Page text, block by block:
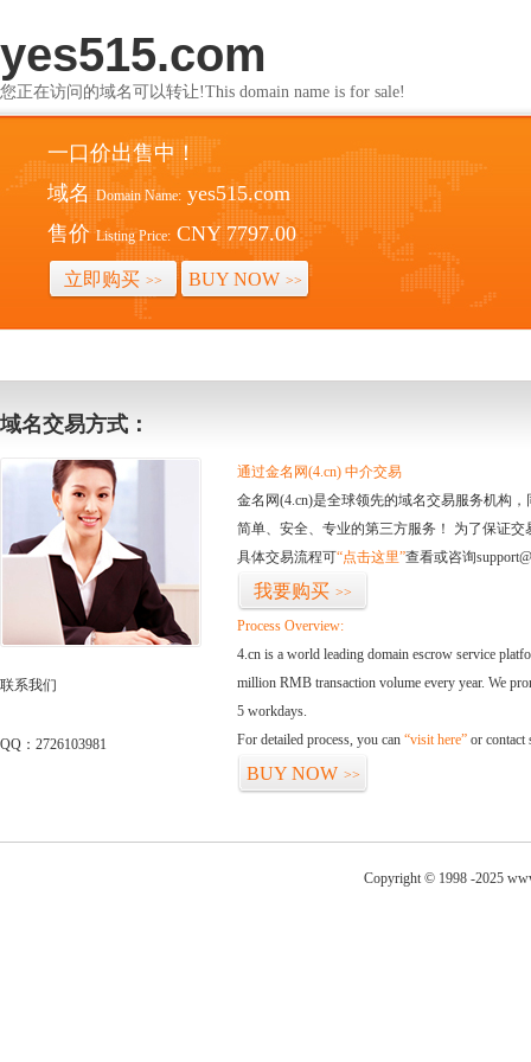
yes515.com
您正在访问的域名可以转让!This domain name is for sale!
一口价出售中！
域名 Domain Name: yes515.com
售价 Listing Price: CNY 7797.00
立即购买 >> BUY NOW >>
域名交易方式：
联系我们
QQ：2726103981
通过金名网(4.cn) 中介交易
金名网(4.cn)是全球领先的域名交易服务机构
简单、安全、专业的第三方服务！ 为了保证
具体交易流程可“点击这里”查看或咨询
我要购买 >>
Process Overview:
4.cn is a world leading domain escrow service
million RMB transaction volume every year. We
5 workdays.
For detailed process, you can “visit here” or contact
BUY NOW >>
Copyright © 1998 -2025